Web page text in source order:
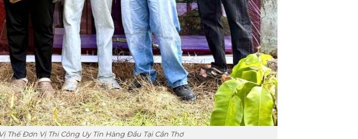
Thế Đơn Vị Thi Công Uy Tín Hàng Đầu Tại Cần Thơ